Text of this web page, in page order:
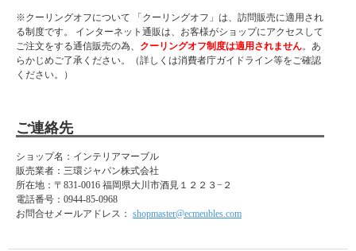
※クーリングオフについて 「クーリングオフ」は、訪問販売に適用され
る制度です。 インターネット通販は、お客様がショップにアクセスして
ご注文をする通信販売の為、 クーリングオフ制度は適用されません。あ
らかじめご了承ください。（詳しくは消費者庁ガイドライン等をご確認
ください。）
ご連絡先
ショップ名：インテリアマーブル
販売業者：三環ジャパン株式会社
所在地： 〒831-0016 福岡県大川市酒見１２２３−２
電話番号： 0944-85-0968
お問合せメールアドレス： shopmaster@ecmeubles.com